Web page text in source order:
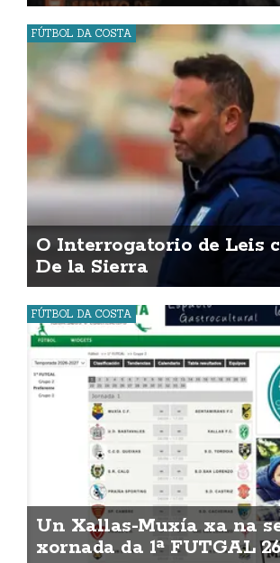
FÚTBOL DA COSTA
O Interrogatorio de Leis
De la Sierra
FÚTBOL DA COSTA
Un Xallas-Muxía xa na
xornada da 1ª FUTGAL